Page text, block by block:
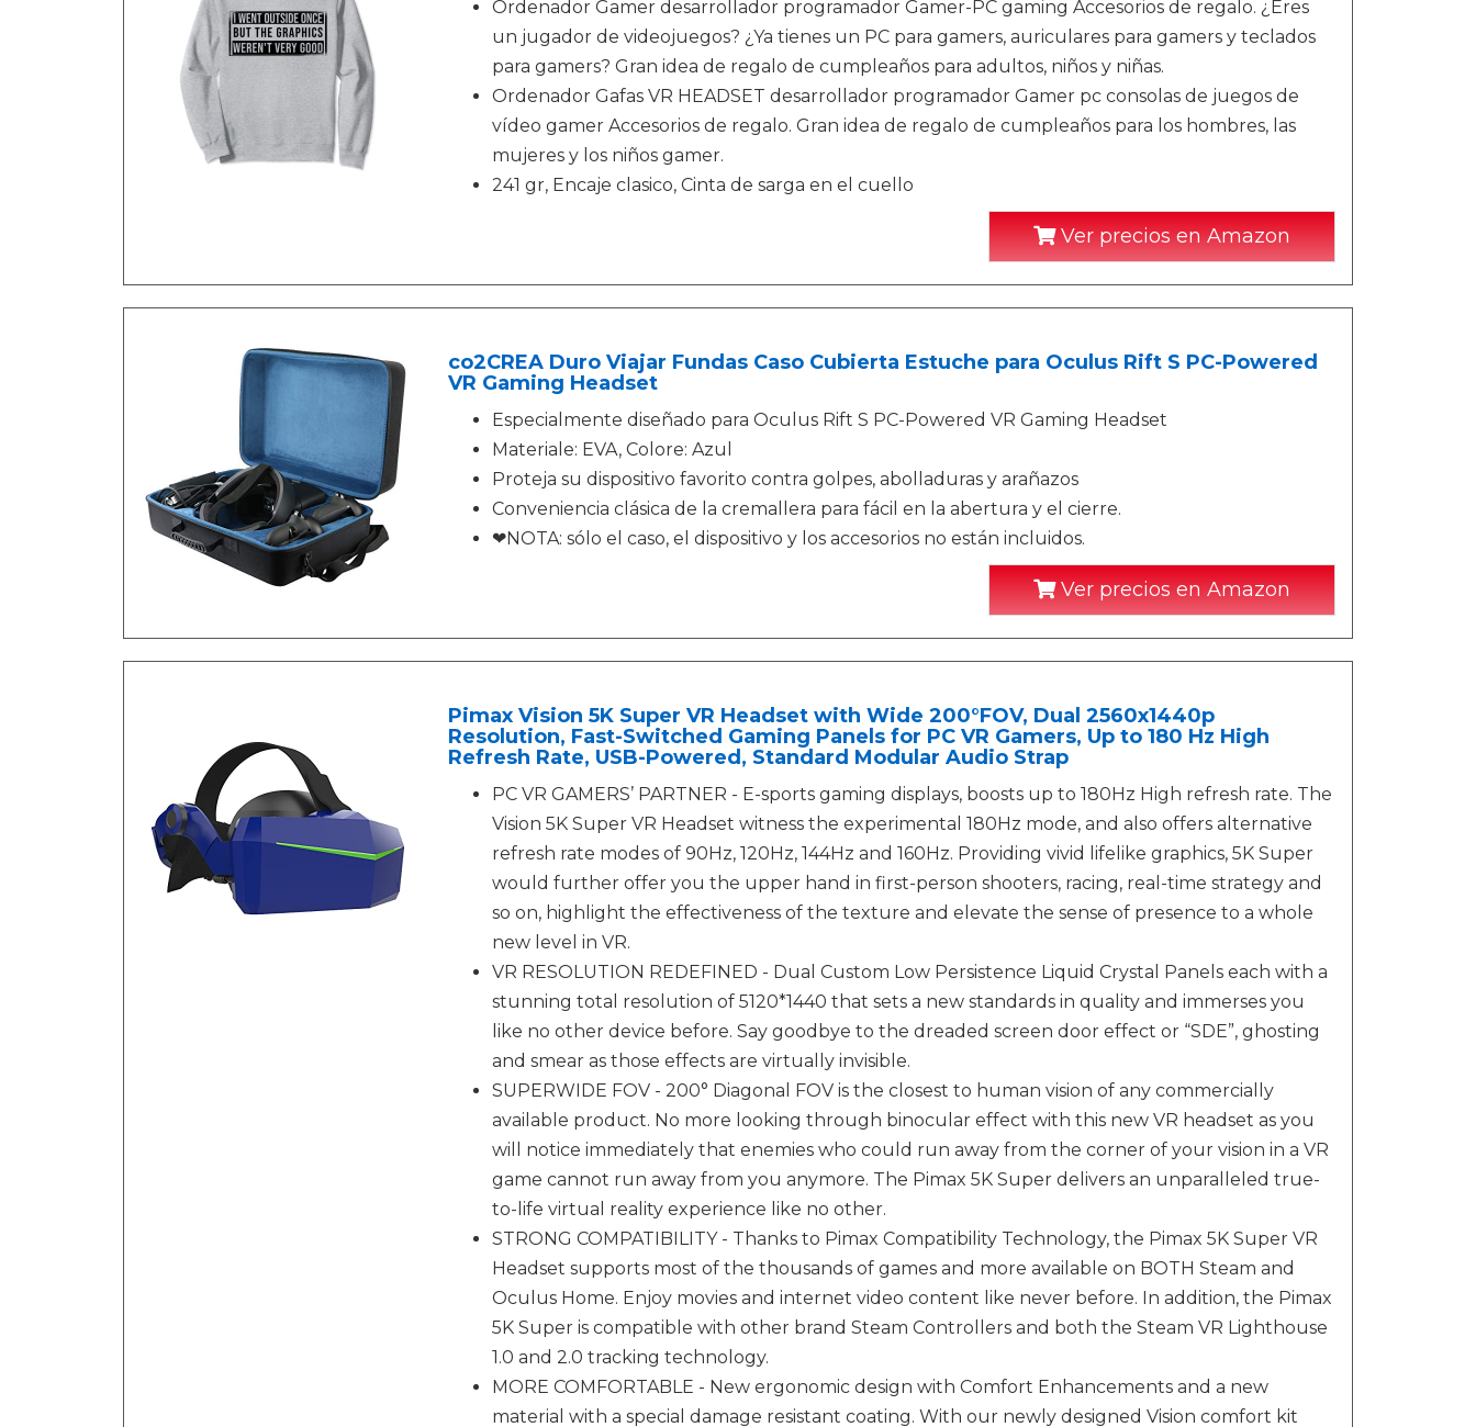
Ordenador Gamer desarrollador programador Gamer-PC gaming Accesorios de regalo. ¿Eres
un jugador de videojuegos? ¿Ya tienes un PC para gamers, auriculares para gamers y teclados
para gamers? Gran idea de regalo de cumpleaños para adultos, niños y niñas.
Ordenador Gafas VR HEADSET desarrollador programador Gamer pc consolas de juegos de
vídeo gamer Accesorios de regalo. Gran idea de regalo de cumpleaños para los hombres, las
mujeres y los niños gamer.
241 gr, Encaje clasico, Cinta de sarga en el cuello
Ver precios en Amazon
co2CREA Duro Viajar Fundas Caso Cubierta Estuche para Oculus Rift S PC-Powered
VR Gaming Headset
Especialmente diseñado para Oculus Rift S PC-Powered VR Gaming Headset
Materiale: EVA, Colore: Azul
Proteja su dispositivo favorito contra golpes, abolladuras y arañazos
Conveniencia clásica de la cremallera para fácil en la abertura y el cierre.
❤NOTA: sólo el caso, el dispositivo y los accesorios no están incluidos.
Ver precios en Amazon
Pimax Vision 5K Super VR Headset with Wide 200°FOV, Dual 2560x1440p
Resolution, Fast-Switched Gaming Panels for PC VR Gamers, Up to 180 Hz High
Refresh Rate, USB-Powered, Standard Modular Audio Strap
PC VR GAMERS’ PARTNER - E-sports gaming displays, boosts up to 180Hz High refresh rate. The
Vision 5K Super VR Headset witness the experimental 180Hz mode, and also offers alternative
refresh rate modes of 90Hz, 120Hz, 144Hz and 160Hz. Providing vivid lifelike graphics, 5K Super
would further offer you the upper hand in first-person shooters, racing, real-time strategy and
so on, highlight the effectiveness of the texture and elevate the sense of presence to a whole
new level in VR.
VR RESOLUTION REDEFINED - Dual Custom Low Persistence Liquid Crystal Panels each with a
stunning total resolution of 5120*1440 that sets a new standards in quality and immerses you
like no other device before. Say goodbye to the dreaded screen door effect or “SDE”, ghosting
and smear as those effects are virtually invisible.
SUPERWIDE FOV - 200° Diagonal FOV is the closest to human vision of any commercially
available product. No more looking through binocular effect with this new VR headset as you
will notice immediately that enemies who could run away from the corner of your vision in a VR
game cannot run away from you anymore. The Pimax 5K Super delivers an unparalleled true-
to-life virtual reality experience like no other.
STRONG COMPATIBILITY - Thanks to Pimax Compatibility Technology, the Pimax 5K Super VR
Headset supports most of the thousands of games and more available on BOTH Steam and
Oculus Home. Enjoy movies and internet video content like never before. In addition, the Pimax
5K Super is compatible with other brand Steam Controllers and both the Steam VR Lighthouse
1.0 and 2.0 tracking technology.
MORE COMFORTABLE - New ergonomic design with Comfort Enhancements and a new
material with a special damage resistant coating. With our newly designed Vision comfort kit